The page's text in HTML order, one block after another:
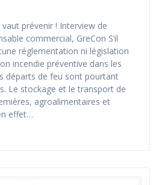
prévenir ! Interview de
commercial, GreCon S’il
réglementation ni législation
incendie préventive dans les
départs de feu sont pourtant
Le stockage et le transport de
agroalimentaires et
effet…